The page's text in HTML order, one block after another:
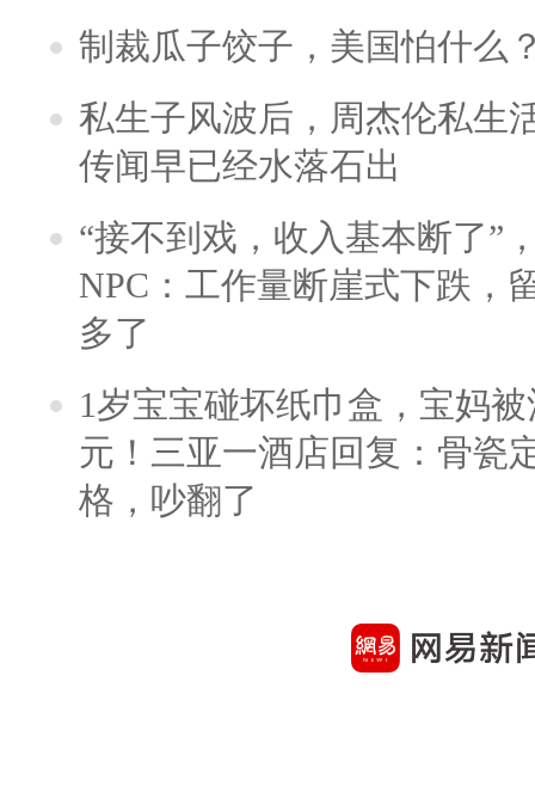
制裁瓜子饺子，美国怕什么
私生子风波后，周杰伦私生
传闻早已经水落石出
“接不到戏，收入基本断了”
NPC：工作量断崖式下跌，
多了
1岁宝宝碰坏纸巾盒，宝妈
元！三亚一酒店回复：骨瓷
格，吵翻了